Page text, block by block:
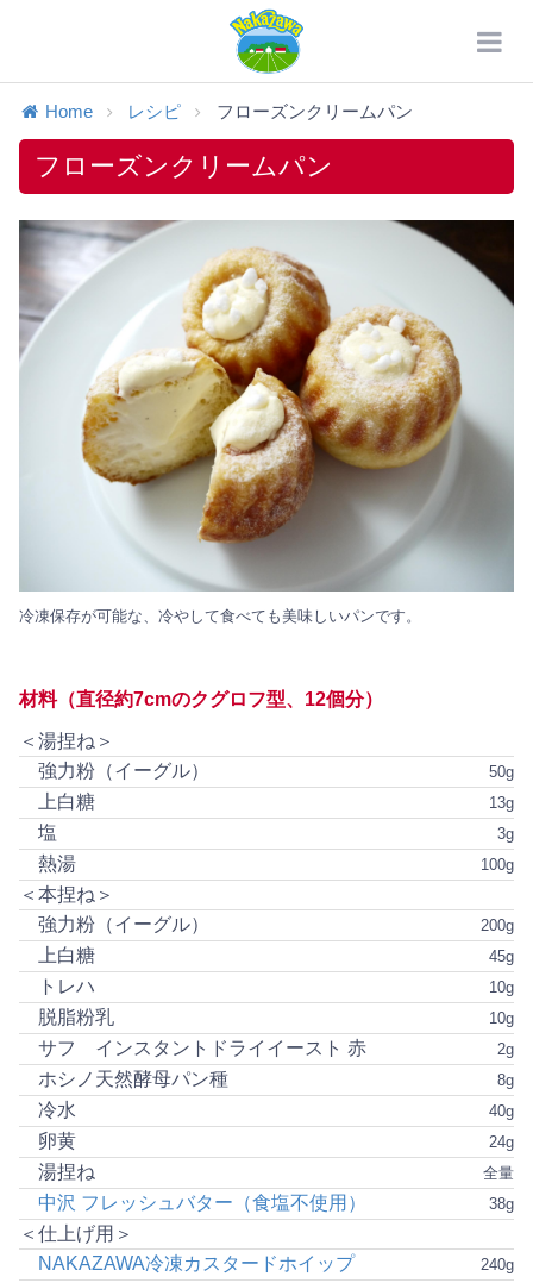
Home レシピ フローズンクリームパン
フローズンクリームパン
冷凍保存が可能な、冷やして食べても美味しいパンです。
材料（直径約7cmのクグロフ型、12個分）
＜湯捏ね＞
50g
強力粉（イーグル）
13g
上白糖
3g
塩
100g
熱湯
＜本捏ね＞
200g
強力粉（イーグル）
45g
上白糖
10g
トレハ
10g
脱脂粉乳
2g
サフ インスタントドライイースト 赤
8g
ホシノ天然酵母パン種
40g
冷水
24g
卵黄
全量
湯捏ね
38g
中沢 フレッシュバター（食塩不使用）
＜仕上げ用＞
240g
NAKAZAWA冷凍カスタードホイップ